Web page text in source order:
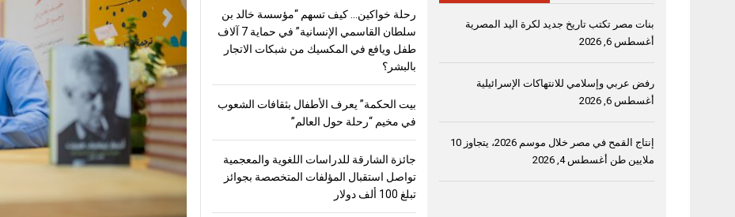
رحلة خواكين… كيف تسهم “مؤسسة خالد بن
سلطان القاسمي الإنسانية” في حماية 7 آلاف
طفل ويافع في المكسيك من شبكات الاتجار
بالبشر؟
بيت الحكمة” يعرف الأطفال بثقافات الشعوب
في مخيم “رحلة حول العالم”
جائزة الشارقة للدراسات اللغوية والمعجمية
تواصل استقبال المؤلفات المتخصصة بجوائز
تبلغ 100 ألف دولار
بنات مصر تكتب تاريخ جديد لكرة اليد المصرية
أغسطس 6, 2026
رفض عربي وإسلامي للانتهاكات الإسرائيلية
أغسطس 6, 2026
إنتاج القمح في مصر خلال موسم 2026، يتجاوز 10
ملايين طن أغسطس 4, 2026